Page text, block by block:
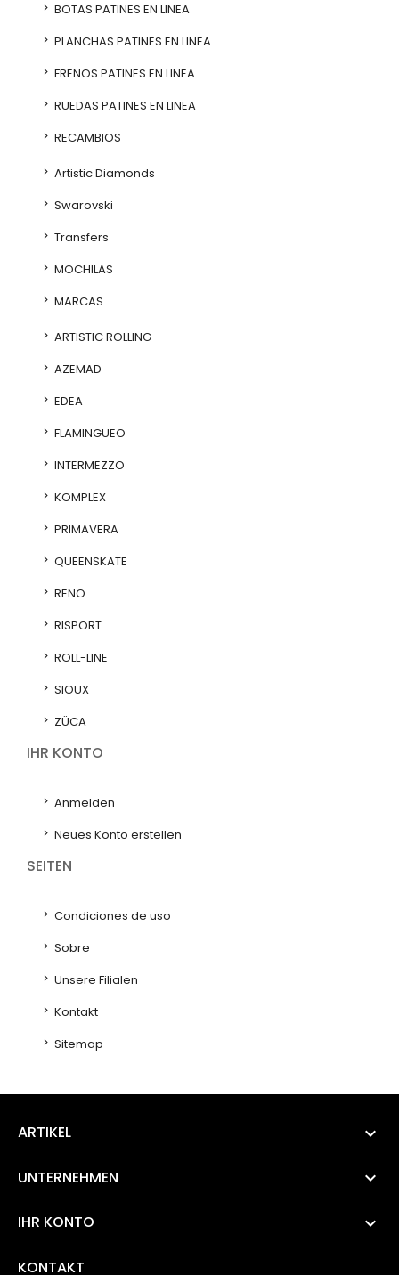
BOTAS PATINES EN LINEA
PLANCHAS PATINES EN LINEA
FRENOS PATINES EN LINEA
RUEDAS PATINES EN LINEA
RECAMBIOS
Artistic Diamonds
Swarovski
Transfers
MOCHILAS
MARCAS
ARTISTIC ROLLING
AZEMAD
EDEA
FLAMINGUEO
INTERMEZZO
KOMPLEX
PRIMAVERA
QUEENSKATE
RENO
RISPORT
ROLL-LINE
SIOUX
ZÜCA
IHR KONTO
Anmelden
Neues Konto erstellen
SEITEN
Condiciones de uso
Sobre
Unsere Filialen
Kontakt
Sitemap
ARTIKEL 
UNTERNEHMEN 
IHR KONTO 
KONTAKT